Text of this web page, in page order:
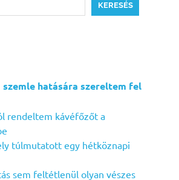
KERESÉS
hatására szereltem fel
rendeltem kávéfőzőt a
túlmutatott egy hétköznapi
sem feltétlenül olyan vészes